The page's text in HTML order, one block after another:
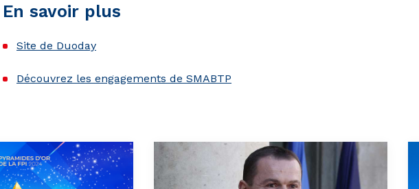
En savoir plus
Site de Duoday
Découvrez les engagements de SMABTP